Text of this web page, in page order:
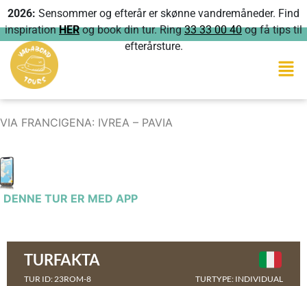
2026: Sensommer og efterår er skønne vandremåneder. Find
inspiration HERog book din tur. Ring33 33 00 40 og få tips til
efterårsture.
VIA FRANCIGENA: IVREA – PAVIA
DENNE TUR ER MED APP
TURFAKTA
TUR ID: 23ROM-8 TURTYPE: INDIVIDUAL